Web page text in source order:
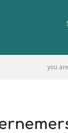
you